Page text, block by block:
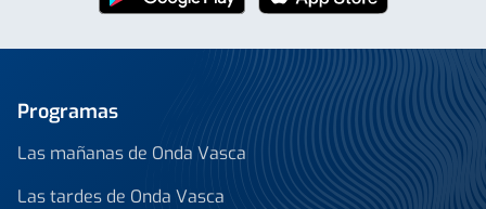
Programas
Las mañanas de Onda Vasca
Las tardes de Onda Vasca